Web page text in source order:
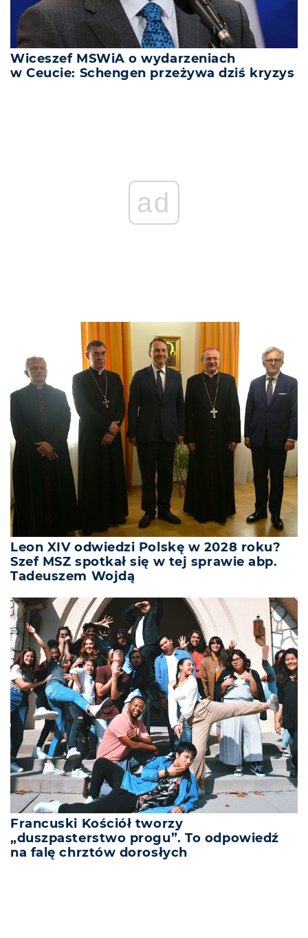
Wiceszef MSWiA o wydarzeniach
w Ceucie: Schengen przeżywa dziś kryzys
ad
Leon XIV odwiedzi Polskę w 2028 roku?
Szef MSZ spotkał się w tej sprawie abp.
Tadeuszem Wojdą
Francuski Kościół tworzy
„duszpasterstwo progu”. To odpowiedź
na falę chrztów dorosłych